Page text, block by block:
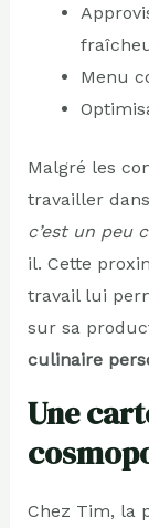
Menu
Malgré les
travailler
c’est un peu
il. Cette
travail lui
sur sa
culinaire
Une
Chez Tim, la